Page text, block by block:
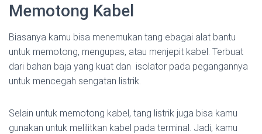
Memotong Kabel
Biasanya kamu bisa menemukan tang ebagai alat bantu
untuk memotong, mengupas, atau menjepit kabel. Terbuat
dari bahan baja yang kuat dan isolator pada pegangannya
untuk mencegah sengatan listrik.
Selain untuk memotong kabel, tang listrik juga bisa kamu
gunakan untuk melilitkan kabel pada terminal. Jadi, kamu